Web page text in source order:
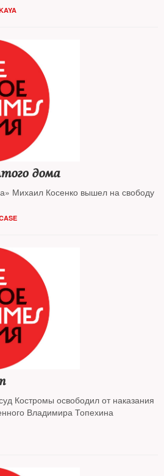
дома
Михаил Косенко вышел на свободу
Костромы освободил от наказания
Владимира Топехина